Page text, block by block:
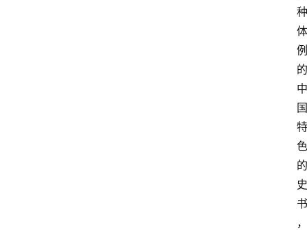
种
体
例
的
中
国
特
色
的
史
书
，